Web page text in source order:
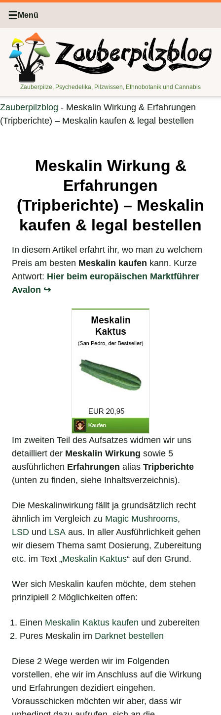
☰ Menü
Zauberpilze, Psychedelika, Pilzwissen, Ethnobotanik und Cannabis
Zauberpilzblog - Meskalin Wirkung & Erfahrungen
(Tripberichte) – Meskalin kaufen & legal bestellen
Meskalin Wirkung &
Erfahrungen
(Tripberichte) – Meskalin
kaufen & legal bestellen
In diesem Artikel erfahrt ihr, wo man zu welchem
Preis am besten Meskalin kaufen kann. Kurze
Antwort: Hier beim europäischen Marktführer
Avalon ↪
Im zweiten Teil des Aufsatzes widmen wir uns
detailliert der Meskalin Wirkung sowie 5
ausführlichen Erfahrungen alias Tripberichte
(unten zu finden, siehe Inhaltsverzeichnis).
Die Meskalinwirkung fällt ja grundsätzlich recht
ähnlich im Vergleich zu Magic Mushrooms,
LSD und LSA aus. In aller Ausführlichkeit gehen
wir diesem Thema samt Dosierung, Zubereitung
etc. im Text „Meskalin Kaktus“ auf den Grund.
Wer sich Meskalin kaufen möchte, dem stehen
prinzipiell 2 Möglichkeiten offen:
Einen Meskalin Kaktus kaufen und zubereiten
Pures Meskalin im Darknet bestellen
Diese 2 Wege werden wir im Folgenden
vorstellen, ehe wir im Anschluss auf die Wirkung
und Erfahrungen dezidiert eingehen.
Vorausschicken möchten wir aber, dass wir